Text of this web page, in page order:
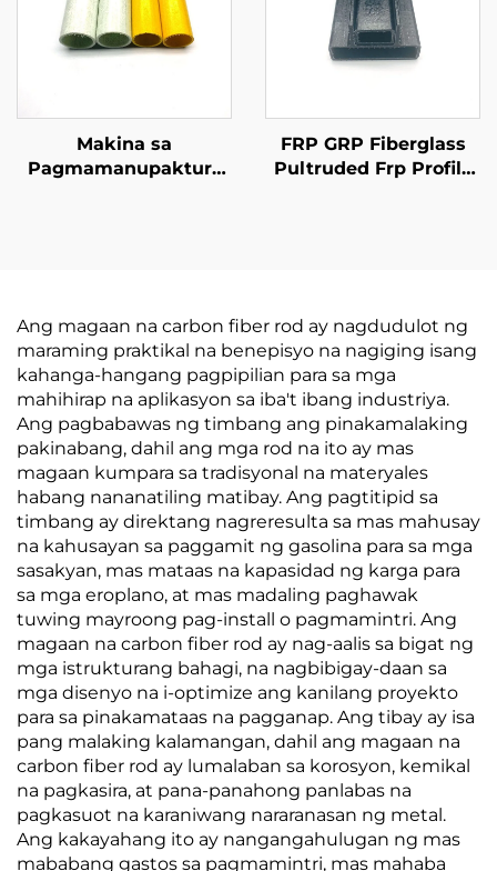
Makina sa
Pagmamanupaktura
FRP GRP Fiberglass
Pultruded Frp Profile
Ang magaan na carbon fiber rod ay nagdudulot ng
maraming praktikal na benepisyo na nagiging isang
kahanga-hangang pagpipilian para sa mga
mahihirap na aplikasyon sa iba't ibang industriya.
Ang pagbabawas ng timbang ang pinakamalaking
pakinabang, dahil ang mga rod na ito ay mas
magaan kumpara sa tradisyonal na materyales
habang nananatiling matibay. Ang pagtitipid sa
timbang ay direktang nagreresulta sa mas mahusay
na kahusayan sa paggamit ng gasolina para sa mga
sasakyan, mas mataas na kapasidad ng karga para
sa mga eroplano, at mas madaling paghawak
tuwing mayroong pag-install o pagmamintri. Ang
magaan na carbon fiber rod ay nag-aalis sa bigat ng
mga istrukturang bahagi, na nagbibigay-daan sa
mga disenyo na i-optimize ang kanilang proyekto
para sa pinakamataas na pagganap. Ang tibay ay isa
pang malaking kalamangan, dahil ang magaan na
carbon fiber rod ay lumalaban sa korosyon, kemikal
na pagkasira, at pana-panahong panlabas na
pagkasuot na karaniwang nararanasan ng metal.
Ang kakayahang ito ay nangangahulugan ng mas
mababang gastos sa pagmamintri, mas mahaba